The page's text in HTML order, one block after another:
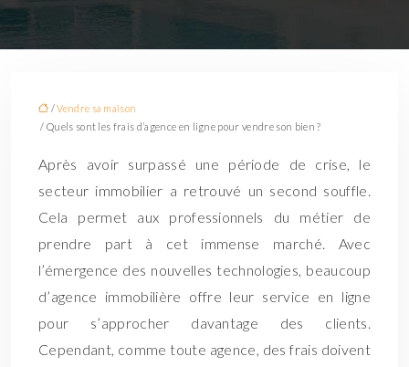
/Vendre sa maison
/ Quels sont les frais d’agence en ligne pour vendre son bien ?
Après avoir surpassé une période de crise, le
secteur immobilier a retrouvé un second souffle.
Cela permet aux professionnels du métier de
prendre part à cet immense marché. Avec
l’émergence des nouvelles technologies, beaucoup
d’agence immobilière offre leur service en ligne
pour s’approcher davantage des clients.
Cependant, comme toute agence, des frais doivent